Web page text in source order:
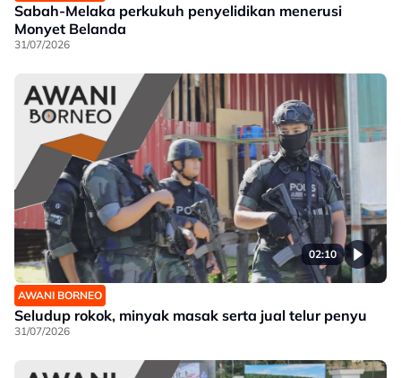
Sabah-Melaka perkukuh penyelidikan menerusi
Monyet Belanda
31/07/2026
02:10
AWANI BORNEO
Seludup rokok, minyak masak serta jual telur penyu
31/07/2026